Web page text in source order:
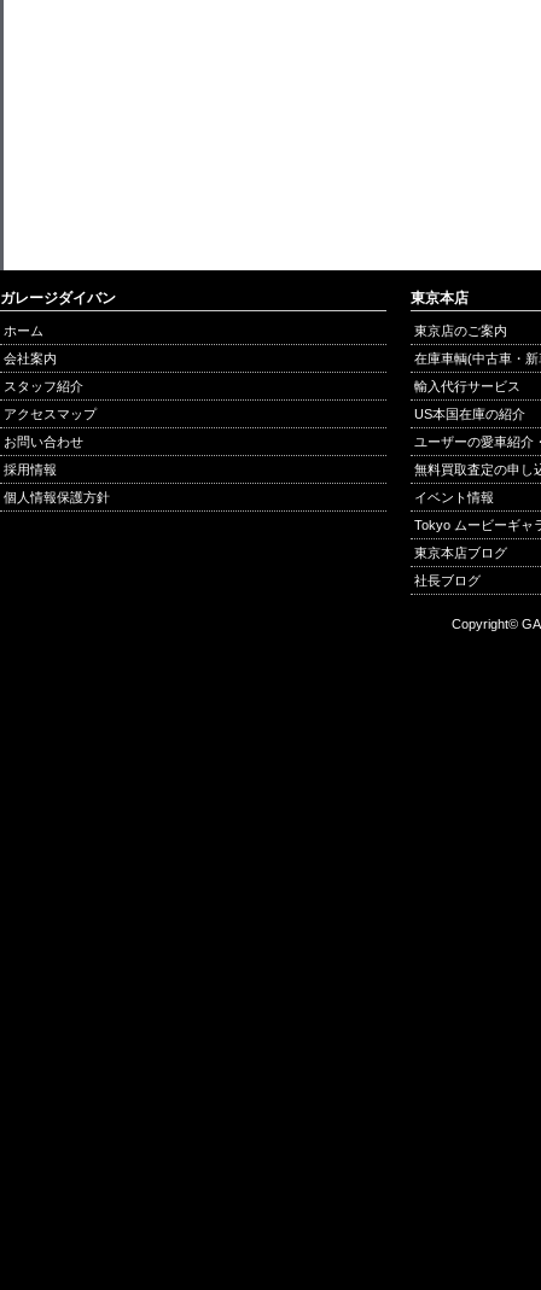
ガレージダイバン
ホーム
会社案内
スタッフ紹介
アクセスマップ
お問い合わせ
採用情報
個人情報保護方針
東京本店
東京店のご案内
在庫車輌(中古車・
輸入代行サービス
US本国在庫の紹介
ユーザーの愛車紹介
無料買取査定の申し
イベント情報
Tokyo ムービーギャ
東京本店ブログ
社長ブログ
Copyright©